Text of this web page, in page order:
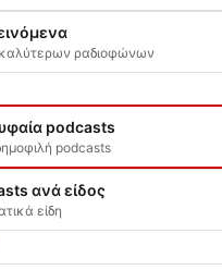
ραδιοφώνων
podcasts
podcasts
ανά είδος
είδη